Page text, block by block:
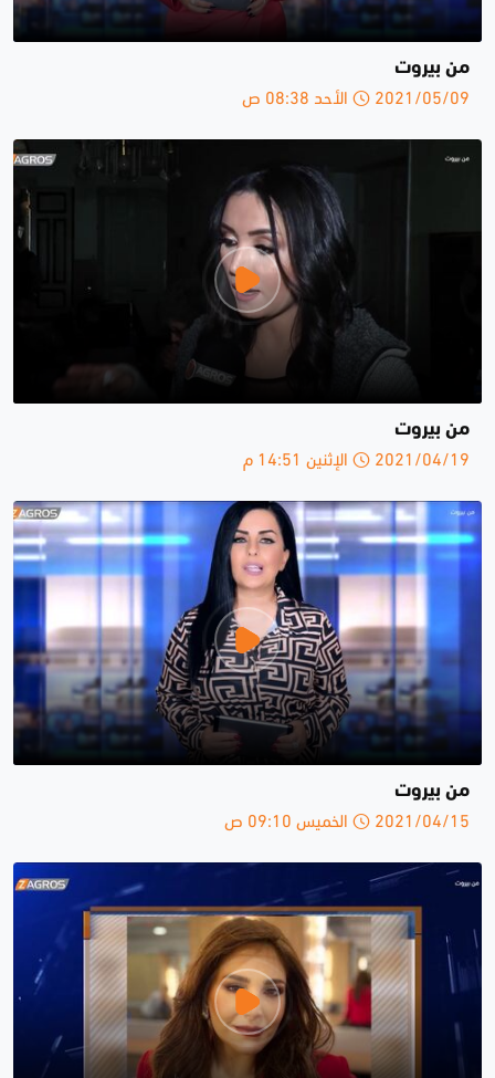
من بيروت
2021/05/09 الأحد 08:38 ص
من بيروت
2021/04/19 الإثنين 14:51 م
من بيروت
2021/04/15 الخميس 09:10 ص